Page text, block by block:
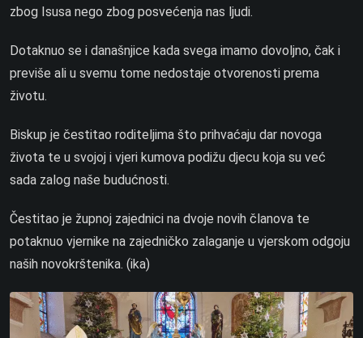
zbog Isusa nego zbog posvećenja nas ljudi.
Dotaknuo se i današnjice kada svega imamo dovoljno, čak i
previše ali u svemu tome nedostaje otvorenosti prema
životu.
Biskup je čestitao roditeljima što prihvaćaju dar novoga
života te u svojoj i vjeri kumova podižu djecu koja su već
sada zalog naše budućnosti.
Čestitao je župnoj zajednici na dvoje novih članova te
potaknuo vjernike na zajedničko zalaganje u vjerskom odgoju
naših novokrštenika. (ika)